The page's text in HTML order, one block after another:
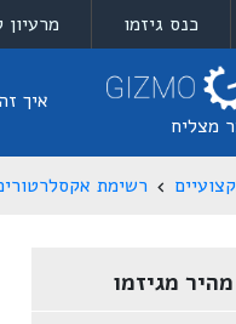
כנס גיזמו
מצליח
איך
רשימת
מגיזמו